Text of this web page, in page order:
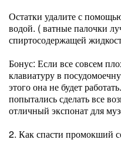
Остатки удалите с
водой. ( ватные палочки
спиртосодержащей
Бонус: Если все совсем
клавиатуру в
этого она не будет
попытались сделать все
отличный экспонат для
2. Как спасти промокший